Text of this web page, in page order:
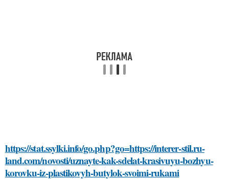
https://stat.ssylki.info/go.php?go=https://interer-stil.ru-
land.com/novosti/uznayte-kak-sdelat-krasivuyu-bozhyu-
korovku-iz-plastikovyh-butylok-svoimi-rukami